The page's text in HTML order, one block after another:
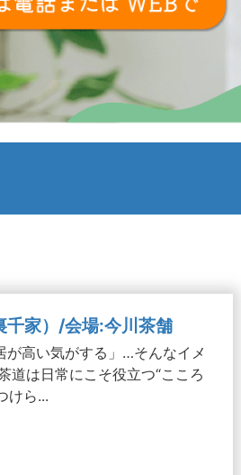
家）/会場:今川茶舗
が高い気がする」…そんなイメ
道は日常にこそ役立つ“こころ
けら...